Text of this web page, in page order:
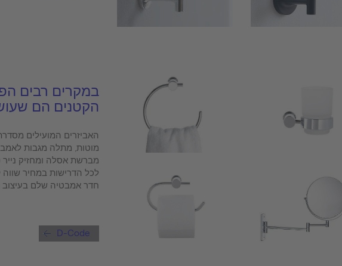
במקרים רבים
הקטנים הם
מוטות, מתלה מגבות
מברשת אסלה ומחזיק
חדר אמבטיה שלם
D-Code